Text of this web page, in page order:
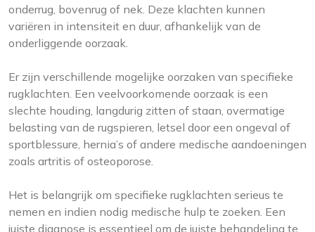
onderrug, bovenrug of nek. Deze klachten kunnen
variëren in intensiteit en duur, afhankelijk van de
onderliggende oorzaak.
Er zijn verschillende mogelijke oorzaken van specifieke
rugklachten. Een veelvoorkomende oorzaak is een
slechte houding, langdurig zitten of staan, overmatige
belasting van de rugspieren, letsel door een ongeval of
sportblessure, hernia’s of andere medische aandoeningen
zoals artritis of osteoporose.
Het is belangrijk om specifieke rugklachten serieus te
nemen en indien nodig medische hulp te zoeken. Een
juiste diagnose is essentieel om de juiste behandeling te